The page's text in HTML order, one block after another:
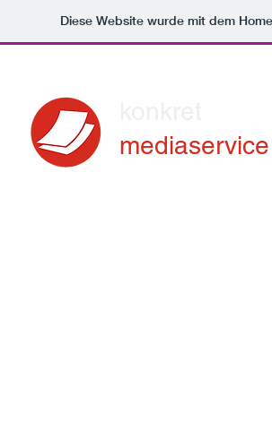
Diese Website wurde mit dem
mediaservice